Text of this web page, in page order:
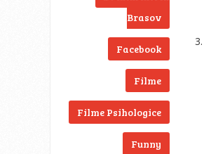
Brasov
Facebook
Filme
Filme Psihologice
Funny